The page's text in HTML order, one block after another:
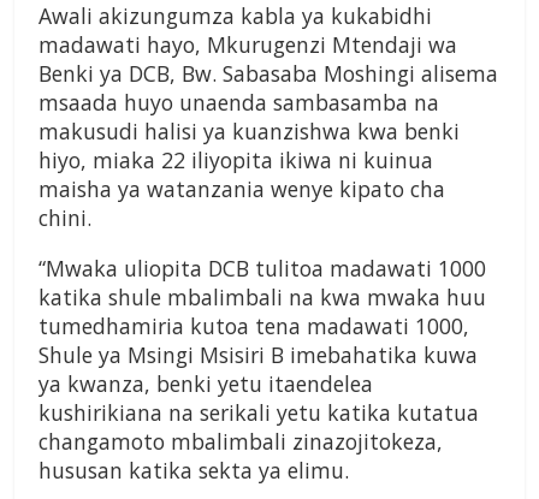
Awali akizungumza kabla ya kukabidhi
madawati hayo, Mkurugenzi Mtendaji wa
Benki ya DCB, Bw. Sabasaba Moshingi alisema
msaada huyo unaenda sambasamba na
makusudi halisi ya kuanzishwa kwa benki
hiyo, miaka 22 iliyopita ikiwa ni kuinua
maisha ya watanzania wenye kipato cha
chini.
“Mwaka uliopita DCB tulitoa madawati 1000
katika shule mbalimbali na kwa mwaka huu
tumedhamiria kutoa tena madawati 1000,
Shule ya Msingi Msisiri B imebahatika kuwa
ya kwanza, benki yetu itaendelea
kushirikiana na serikali yetu katika kutatua
changamoto mbalimbali zinazojitokeza,
hususan katika sekta ya elimu.